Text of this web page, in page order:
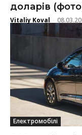
доларів
Vitaliy Koval -
Електромобілі